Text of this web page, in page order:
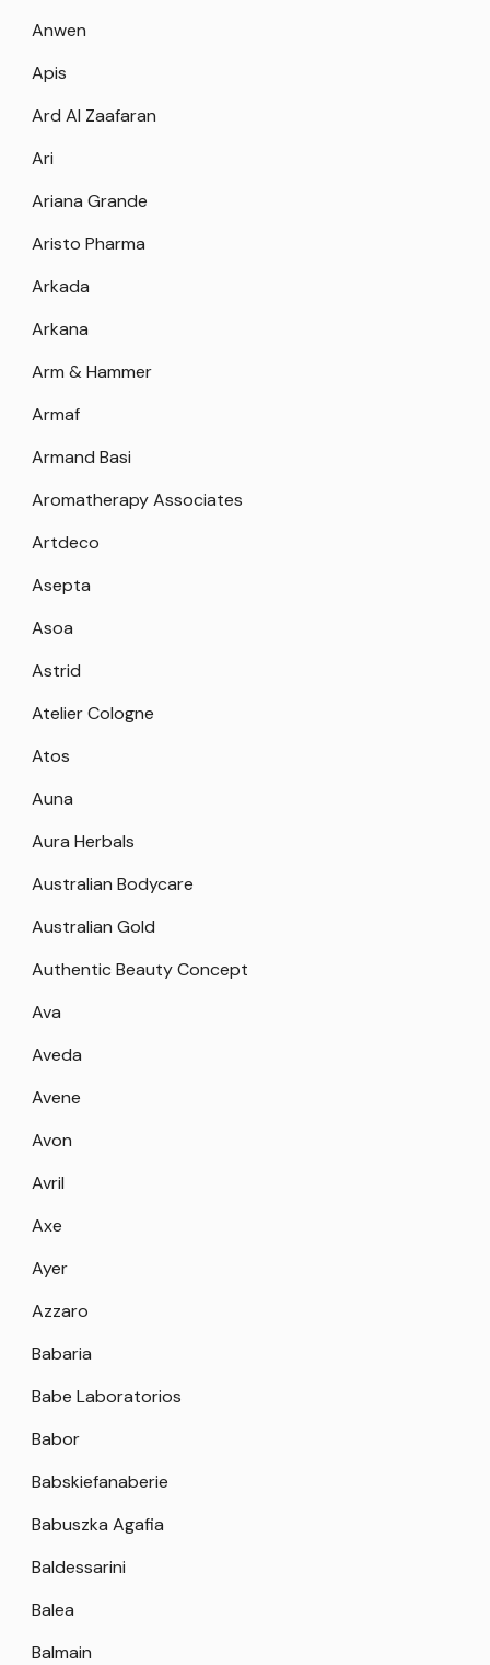
Anwen
Apis
Ard Al Zaafaran
Ari
Ariana Grande
Aristo Pharma
Arkada
Arkana
Arm & Hammer
Armaf
Armand Basi
Aromatherapy Associates
Artdeco
Asepta
Asoa
Astrid
Atelier Cologne
Atos
Auna
Aura Herbals
Australian Bodycare
Australian Gold
Authentic Beauty Concept
Ava
Aveda
Avene
Avon
Avril
Axe
Ayer
Azzaro
Babaria
Babe Laboratorios
Babor
Babskiefanaberie
Babuszka Agafia
Baldessarini
Balea
Balmain